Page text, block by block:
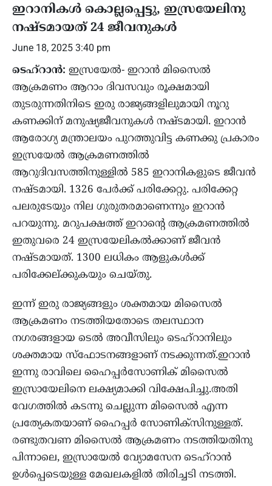
ഇറാനികള്‍ കൊല്ലപ്പെട്ടു, ഇസ്രയേലിനു
നഷ്ടമായത് 24 ജീവനുകള്‍
June 18, 2025 3:40 pm
ടെഹ്‌റാന്‍: ഇസ്രയേല്‍- ഇറാന്‍ മിസൈല്‍
ആക്രമണം ആറാം ദിവസവും രൂക്ഷമായി
തുടരുന്നതിനിടെ ഇരു രാജ്യങ്ങളിലുമായി നൂറു
കണക്കിന് മനുഷ്യജീവനുകള്‍ നഷ്ടമായി. ഇറാന്‍
ആരോഗ്യ മന്ത്രാലയം പുറത്തുവിട്ട കണക്കു പ്രകാരം
ഇസ്രയേല്‍ ആക്രമണത്തില്‍
ആറുദിവസത്തിനുള്ളില്‍ 585 ഇറാനികളുടെ ജീവന്‍
നഷ്ടമായി. 1326 പേര്‍ക്ക് പരിക്കേറ്റു. പരിക്കേറ്റ
പലരുടേയും നില ഗുരുതരമാണെന്നും ഇറാന്‍
പറയുന്നു. മറുപക്ഷത്ത് ഇറാന്റെ ആക്രമണത്തില്‍
ഇതുവരെ 24 ഇസ്രയേലികല്‍ക്കാണ് ജീവന്‍
നഷ്ടമായത്. 1300 ലധികം ആളുകള്‍ക്ക്
പരിക്കേല്ക്കുകയും ചെയ്തു.
ഇന്ന് ഇരു രാജ്യങ്ങളും ശക്തമായ മിസൈല്‍
ആക്രമണം നടത്തിയതോടെ തലസ്ഥാന
നഗരങ്ങളായ ടെല്‍ അവീസിലും ടെഹ്‌റാനിലും
ശക്തമായ സ്‌ഫോടനങ്ങളാണ് നടക്കുന്നത്.ഇറാന്‍
ഇന്നു രാവിലെ ഹൈപ്പര്‍സോണിക് മിസൈല്‍
ഇസ്രായേലിനെ ലക്ഷ്യമാക്കി വിക്ഷേപിച്ചു.അതി
വേഗത്തില്‍ കടന്നു ചെല്ലുന്ന മിസൈല്‍ എന്ന
പ്രത്യേകതയാണ് ഹൈപ്പര്‍ സോണിക്‌സിനുള്ളത്.
രണ്ടുതവണ മിസൈല്‍ ആക്രമണം നടത്തിയതിനു
പിന്നാലെ, ഇസ്രായേല്‍ വ്യോമസേന ടെഹ്‌റാന്‍
ഉള്‍പ്പെടെയുള്ള മേഖലകളില്‍ തിരിച്ചടി നടത്തി.